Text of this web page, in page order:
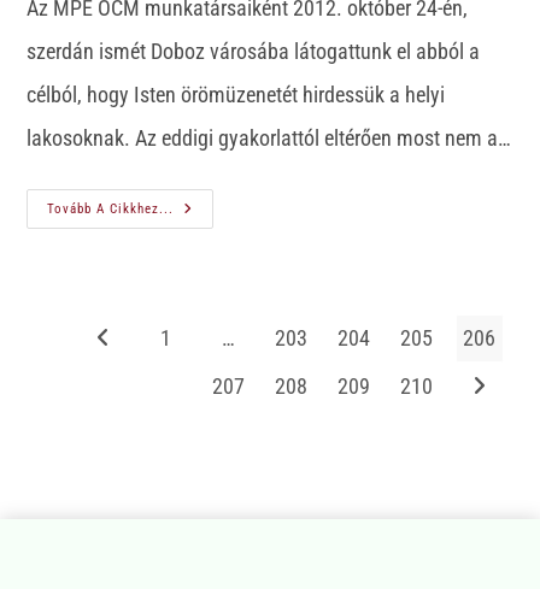
Az MPE OCM munkatársaiként 2012. október 24-én,
szerdán ismét Doboz városába látogattunk el abból a
célból, hogy Isten örömüzenetét hirdessük a helyi
lakosoknak. Az eddigi gyakorlattól eltérően most nem a…
Tovább A Cikkhez...
1 … 203 204 205
206
207
208 209 210